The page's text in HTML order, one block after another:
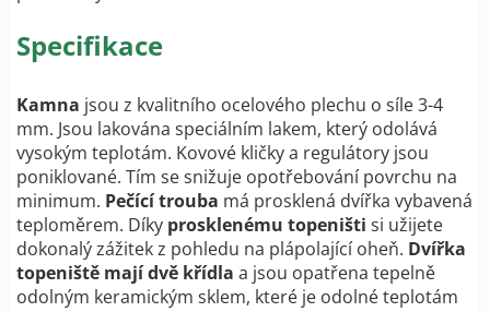
Specifikace
Kamna jsou z kvalitního ocelového plechu o síle 3-4
mm. Jsou lakována speciálním lakem, který odolává
vysokým teplotám. Kovové kličky a regulátory jsou
poniklované. Tím se snižuje opotřebování povrchu na
minimum. Pečící trouba má prosklená dvířka vybavená
teploměrem. Díky prosklenému topeništi si užijete
dokonalý zážitek z pohledu na plápolající oheň. Dvířka
topeniště mají dvě křídla a jsou opatřena tepelně
odolným keramickým sklem, které je odolné teplotám